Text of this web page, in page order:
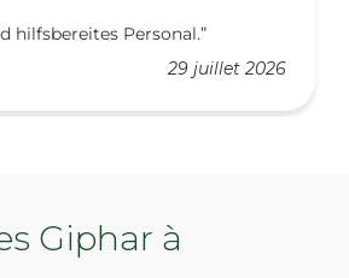
29 juillet 2026
hilfsbereites Personal.
Giphar à